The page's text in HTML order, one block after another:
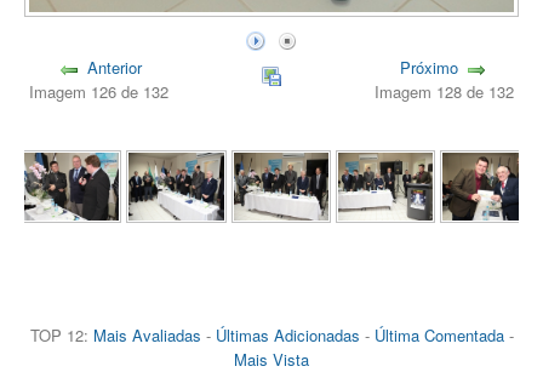
Anterior
Imagem 126 de 132
Próximo
Imagem 128 de 132
TOP 12: Mais Avaliadas - Últimas Adicionadas - Última Comentada-
Mais Vista